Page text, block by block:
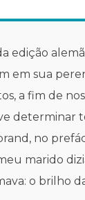
edição
em sua
a fim de
determinar
no
marido
o brilho